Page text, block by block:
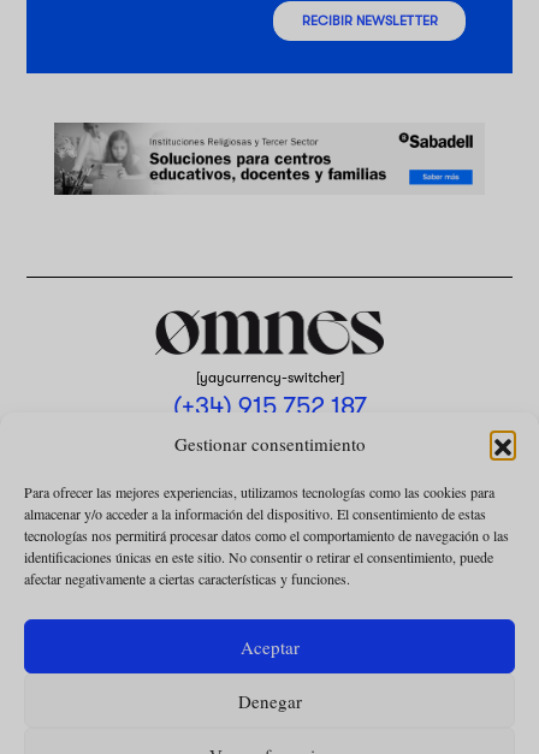
Gestionar consentimiento
Para ofrecer las mejores experiencias, utilizamos tecnologías como las cookies para
almacenar y/o acceder a la información del dispositivo. El consentimiento de estas
tecnologías nos permitirá procesar datos como el comportamiento de navegación o las
identificaciones únicas en este sitio. No consentir o retirar el consentimiento, puede
afectar negativamente a ciertas características y funciones.
Aceptar
Denegar
RECIBIR NEWSLETTER
[yaycurrency-switcher]
(+34) 915 752 187
omnes@omnesmag.com
POLÍTICA DE PRIVACIDAD
USO DE COOKIES
CONDICIONES DE LA COLABORACIÓN